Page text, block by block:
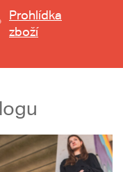
Prohlídka
zboží